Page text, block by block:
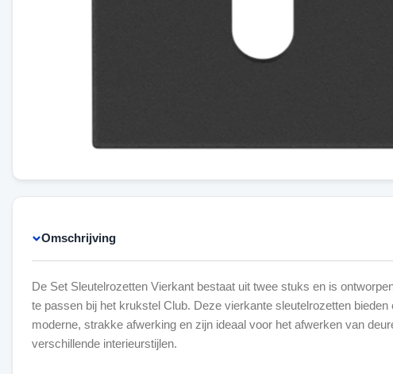
Omschrijving
De Set Sleutelrozetten Vierkant bestaat uit twee stuks en is
te passen bij het krukstel Club. Deze vierkante sleutelrozetten bieden
moderne, strakke afwerking en zijn ideaal voor het afwerken van
verschillende interieurstijlen.